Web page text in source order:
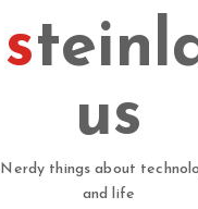
steinla
us
Nerdy things about
and life